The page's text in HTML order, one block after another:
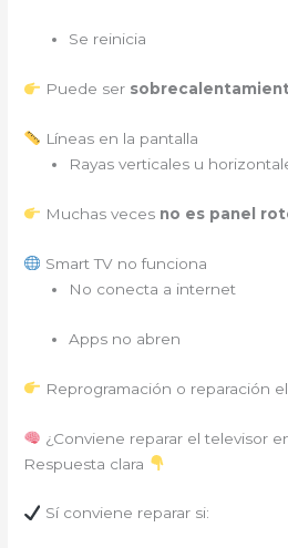
Se reinicia
Puede ser
Líneas en la pantalla
Rayas verticales u
Muchas veces no es panel
Smart TV no funciona
No conecta a internet
Apps no abren
Reprogramación o reparación
¿Conviene reparar el televisor
Respuesta clara
Sí conviene reparar si: